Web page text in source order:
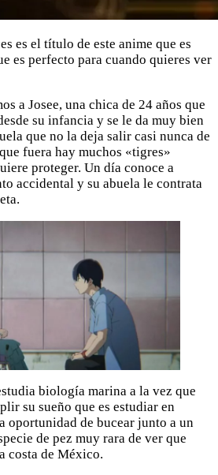
es el título de este anime que es
es perfecto para cuando quieres ver
a Josee, una chica de 24 años que
su infancia y se le da muy bien
que no la deja salir casi nunca de
fuera hay muchos «tigres»
proteger. Un día conoce a
accidental y su abuela le contrata
biología marina a la vez que
su sueño que es estudiar en
oportunidad de bucear junto a un
de pez muy rara de ver que
costa de México.